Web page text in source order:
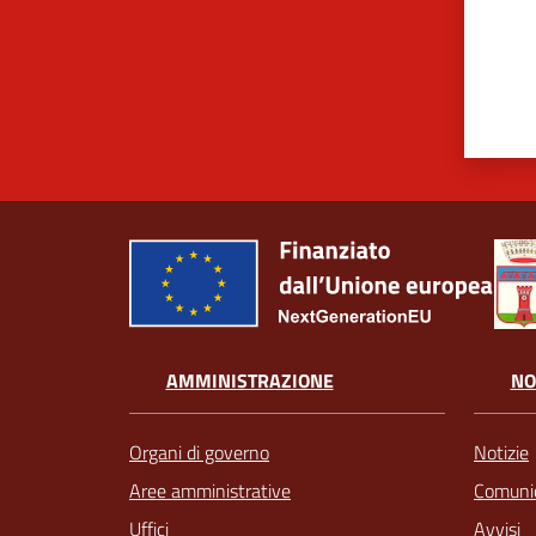
AMMINISTRAZIONE
Organi di governo
Aree amministrative
Uffici
Notizie
Avvisi